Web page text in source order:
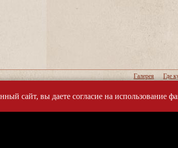
Галерея Где
сайт, вы даете согласие на использование